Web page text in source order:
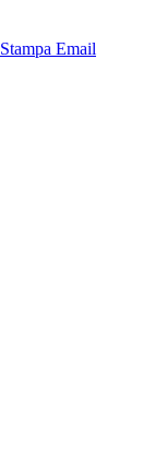
Stampa Email